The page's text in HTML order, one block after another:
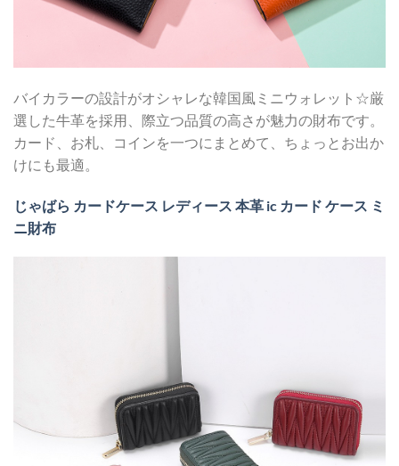
バイカラーの設計がオシャレな韓国風ミニウォレット☆厳
選した牛革を採用、際立つ品質の高さが魅力の財布です。
カード、お札、コインを一つにまとめて、ちょっとお出か
けにも最適。
じゃばら カードケース レディース 本革 ic カード ケース ミ
ニ財布